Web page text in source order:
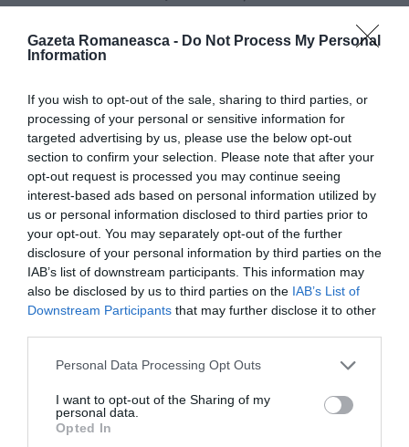
Gazeta Romaneasca - Do Not Process My Personal
Information
If you wish to opt-out of the sale, sharing to third parties, or
processing of your personal or sensitive information for
targeted advertising by us, please use the below opt-out
section to confirm your selection. Please note that after your
opt-out request is processed you may continue seeing
interest-based ads based on personal information utilized by
us or personal information disclosed to third parties prior to
your opt-out. You may separately opt-out of the further
disclosure of your personal information by third parties on the
IAB’s list of downstream participants. This information may
also be disclosed by us to third parties on the IAB’s List of
Downstream Participants that may further disclose it to other
Personal Data Processing Opt Outs
I want to opt-out of the Sharing of my
personal data.
Opted In
pe care instituţiile italiene le pun în aplicare în
apeluri ale autorităţilor europene.
“Au umplut Europa”
„Poporul rom şi sinti reprezintă în Italiaminoritatea
cea mai discriminată şi cea mai puţin protejatădin
cauza unor procese sociale perverse care riscă să
arunce oraşele noastre într-o spirală de ură
necontrolată şi uneori în mod voit subevaluată”,
denunţă Asociaţia 21 luglio. „Patruzeci de mii de romi
segregare spaţială şi socială. Circa
140.000 de romi
şi sinti trăiesc în schimb în locuinţe convenţionale
şi duc o viaţă cu o aparentă normalitate, dacă se